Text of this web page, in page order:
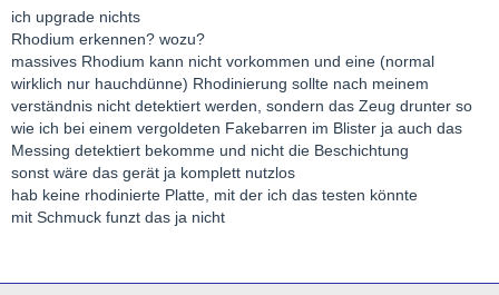
ich upgrade nichts
Rhodium erkennen? wozu?
massives Rhodium kann nicht vorkommen und eine (normal
wirklich nur hauchdünne) Rhodinierung sollte nach meinem
verständnis nicht detektiert werden, sondern das Zeug drunter so
wie ich bei einem vergoldeten Fakebarren im Blister ja auch das
Messing detektiert bekomme und nicht die Beschichtung
sonst wäre das gerät ja komplett nutzlos
hab keine rhodinierte Platte, mit der ich das testen könnte
mit Schmuck funzt das ja nicht